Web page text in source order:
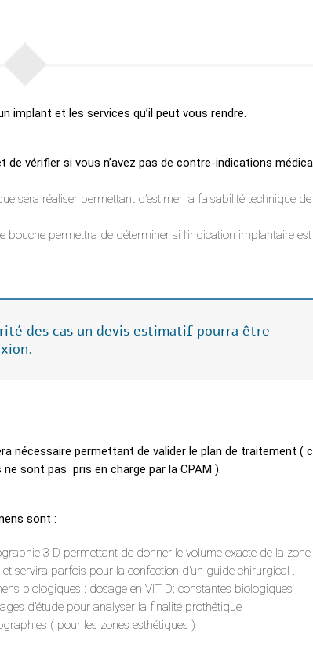
implant et les services qu’il peut vous rendre.
de vérifier si vous n’avez pas de contre-indications
sera réaliser permettant d’estimer la faisabilité technique
bouche permettra de déterminer si l’indication implantaire
des cas un devis estimatif pourra être
nécessaire permettant de valider le plan de traitement (
sont pas pris en charge par la CPAM ).
sont :
3 D permettant de donner le volume exacte de la zone
servira parfois pour la confection d’un guide chirurgical .
biologiques : dosage en VIT D; constantes biologiques
d’étude pour analyser la finalité prothétique
( pour les zones esthétiques )